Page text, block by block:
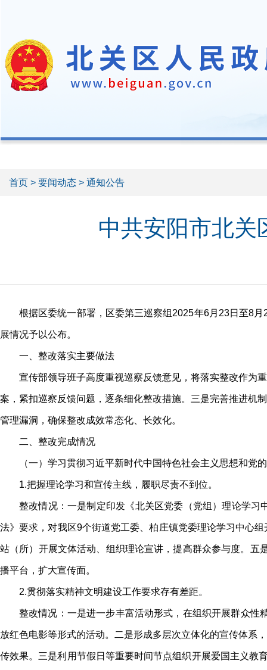
首页 > 要闻动态 > 通知公告
中共安阳市北关
根据区委统一部署，区委第三巡察组2025年6月23日至8
展情况予以公布。
一、整改落实主要做法
宣传部领导班子高度重视巡察反馈意见，将落实整改作为
案，紧扣巡察反馈问题，逐条细化整改措施。三是完善推进机
管理漏洞，确保整改成效常态化、长效化。
二、整改完成情况
（一）学习贯彻习近平新时代中国特色社会主义思想和党
1.把握理论学习和宣传主线，履职尽责不到位。
整改情况：一是制定印发《北关区党委（党组）理论学
法》要求，对我区9个街道党工委、柏庄镇党委理论学习中心
站（所）开展文体活动、组织理论宣讲，提高群众参与度。五
播平台，扩大宣传面。
2.贯彻落实精神文明建设工作要求存有差距。
整改情况：一是进一步丰富活动形式，在组织开展群众性
放红色电影等形式的活动。二是形成多层次立体化的宣传体系
传效果。三是利用节假日等重要时间节点组织开展爱国主义教